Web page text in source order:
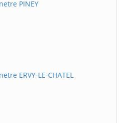
PINEY
ERVY-LE-CHATEL